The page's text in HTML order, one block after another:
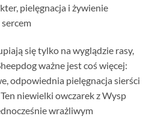
pielęgnacja i żywienie
się tylko na wyglądzie rasy,
ważne jest coś więcej:
odpowiednia pielęgnacja sierści
Ten niewielki owczarek z Wysp
wrażliwym